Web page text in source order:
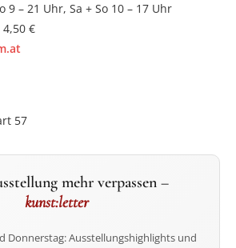
9 – 21 Uhr, Sa + So 10 – 17 Uhr
€
57
mehr verpassen –
kunst:letter
Donnerstag: Ausstellungshighlights und